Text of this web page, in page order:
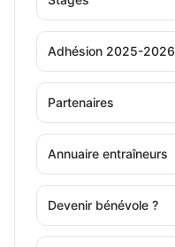
Adhésion 2025-2026
Partenaires
Annuaire entraîneurs
Devenir bénévole ?